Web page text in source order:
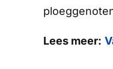
Lees meer: